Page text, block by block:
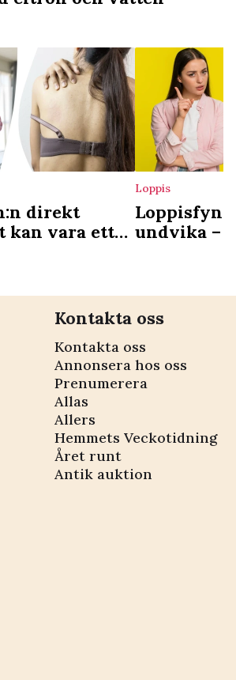
direkt
kan vara ett
Loppis
undvika –
Kontakta oss
Kontakta oss
Annonsera hos oss
Prenumerera
Allas
Allers
Hemmets Veckotidning
Året runt
Antik auktion